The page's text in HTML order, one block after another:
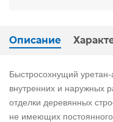
Описание
Быстросохнущий
внутренних и наружных
отделки деревянных
не имеющих